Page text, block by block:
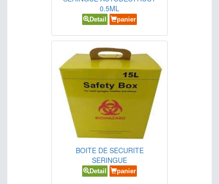
0.5ML
Detail panier
BOITE DE SECURITE
SERINGUE
Detail panier